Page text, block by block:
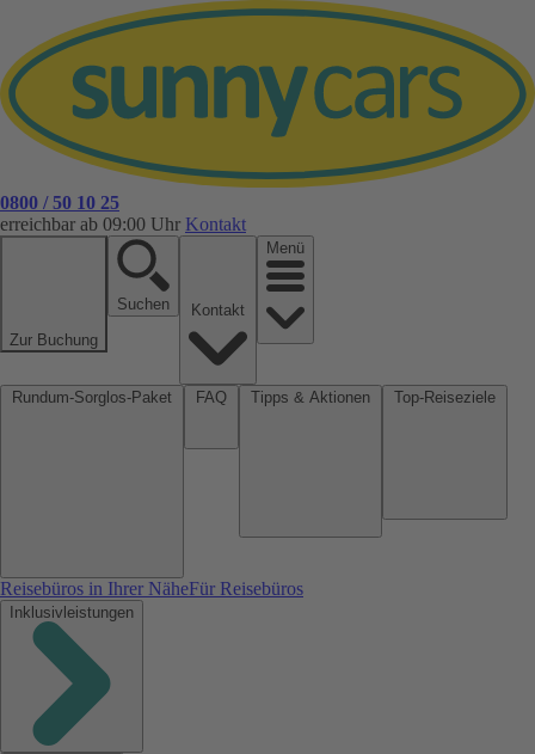
0800 / 50 10 25
erreichbar ab 09:00 Uhr Kontakt
Zur Buchung
Suchen
Menü
Reisebüros in Ihrer NäheFür Reisebüros
Inklusivleistungen